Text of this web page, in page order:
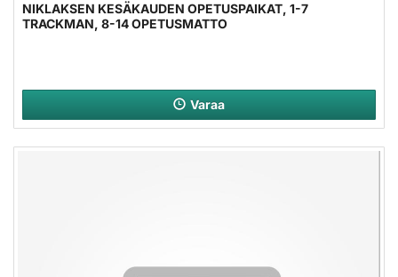
NIKLAKSEN KESÄKAUDEN OPETUSPAIKAT, 1-7
TRACKMAN, 8-14 OPETUSMATTO
Varaa